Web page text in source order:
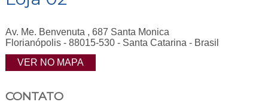
Av. Me. Benvenuta , 687 Santa Monica
Florianópolis - 88015-530 - Santa Catarina - Brasil
VER NO MAPA
CONTATO